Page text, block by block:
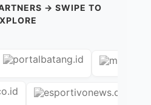
→ SWIPE TO